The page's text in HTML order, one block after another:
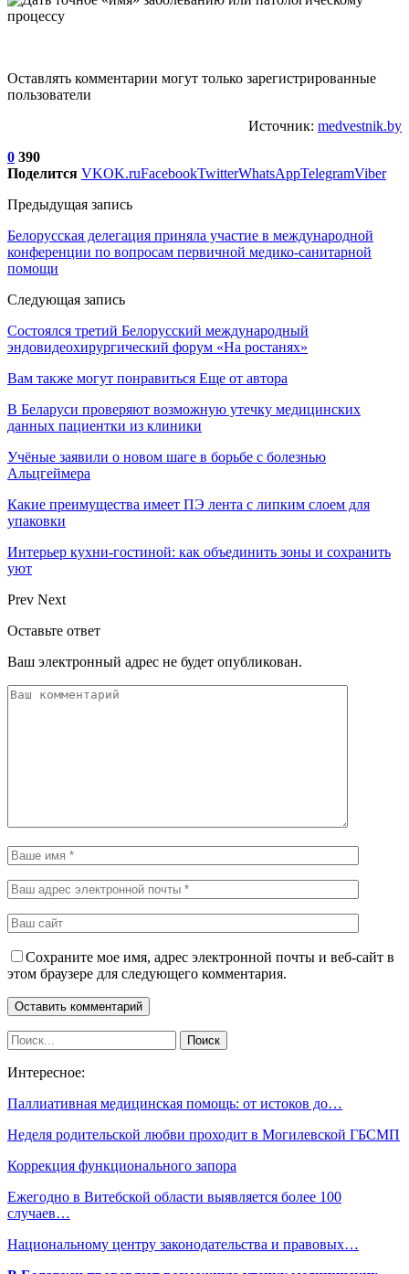
Оставлять комментарии могут только зарегистрированные
пользователи
Источник: medvestnik.by
0 390
Поделится VKOK.ruFacebookTwitterWhatsAppTelegramViber
Предыдущая запись
Белорусская делегация приняла участие в международной
конференции по вопросам первичной медико-санитарной
помощи
Следующая запись
Состоялся третий Белорусский международный
эндовидеохирургический форум «На ростанях»
Вам также могут понравиться Еще от автора
В Беларуси проверяют возможную утечку медицинских
данных пациентки из клиники
Учёные заявили о новом шаге в борьбе с болезнью
Альцгеймера
Какие преимущества имеет ПЭ лента с липким слоем для
упаковки
Интерьер кухни-гостиной: как объединить зоны и сохранить
уют
Prev Next
Оставьте ответ
Ваш электронный адрес не будет опубликован.
Сохраните мое имя, адрес электронной почты и веб-сайт в
этом браузере для следующего комментария.
Интересное:
Паллиативная медицинская помощь: от истоков до…
Неделя родительской любви проходит в Могилевской ГБСМП
Коррекция функционального запора
Ежегодно в Витебской области выявляется более 100
случаев…
Национальному центру законодательства и правовых…